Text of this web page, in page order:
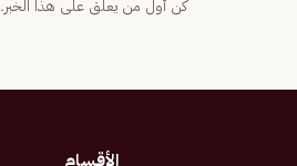
كن أول من يعلّق على هذا الخبر.
الأقسام